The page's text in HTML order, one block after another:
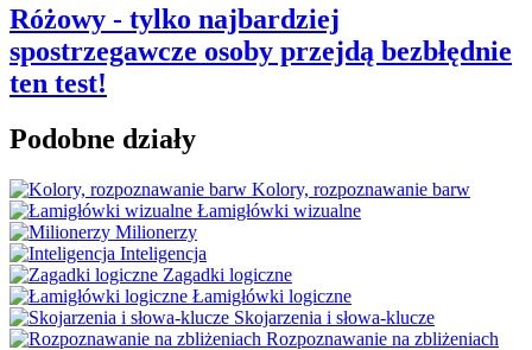
Różowy - tylko najbardziej
spostrzegawcze osoby przejdą bezbłędnie
ten test!
Podobne działy
Kolory, rozpoznawanie barw
Łamigłówki wizualne
Milionerzy
Inteligencja
Zagadki logiczne
Łamigłówki logiczne
Skojarzenia i słowa-klucze
Rozpoznawanie na zbliżeniach